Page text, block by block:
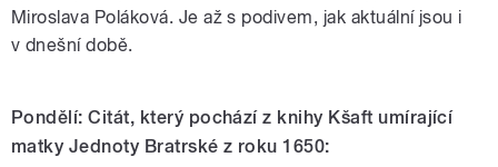
Miroslava Poláková. Je až s podivem, jak aktuální jsou i
v dnešní době.
Pondělí: Citát, který pochází z knihy Kšaft umírající
matky Jednoty Bratrské z roku 1650: